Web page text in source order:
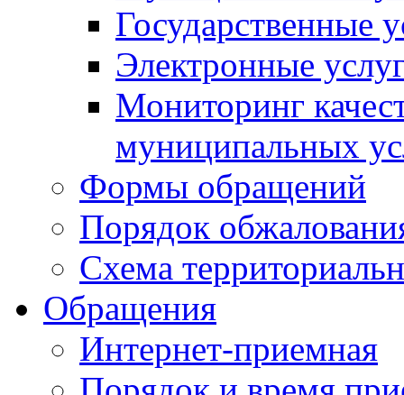
Государственные
Электронные
Мониторинг
муниципальных
Формы обращений
Порядок
Схема
Обращения
Интернет-приемная